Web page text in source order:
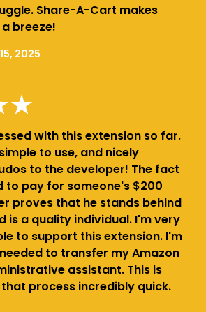
Share-A-Cart makes
breeze!
2025
with this extension so far.
to use, and nicely
to the developer! The fact
to pay for someone's $200
proves that he stands behind
is a quality individual. I'm very
to support this extension. I'm
to transfer my Amazon
assistant. This is
process incredibly quick.